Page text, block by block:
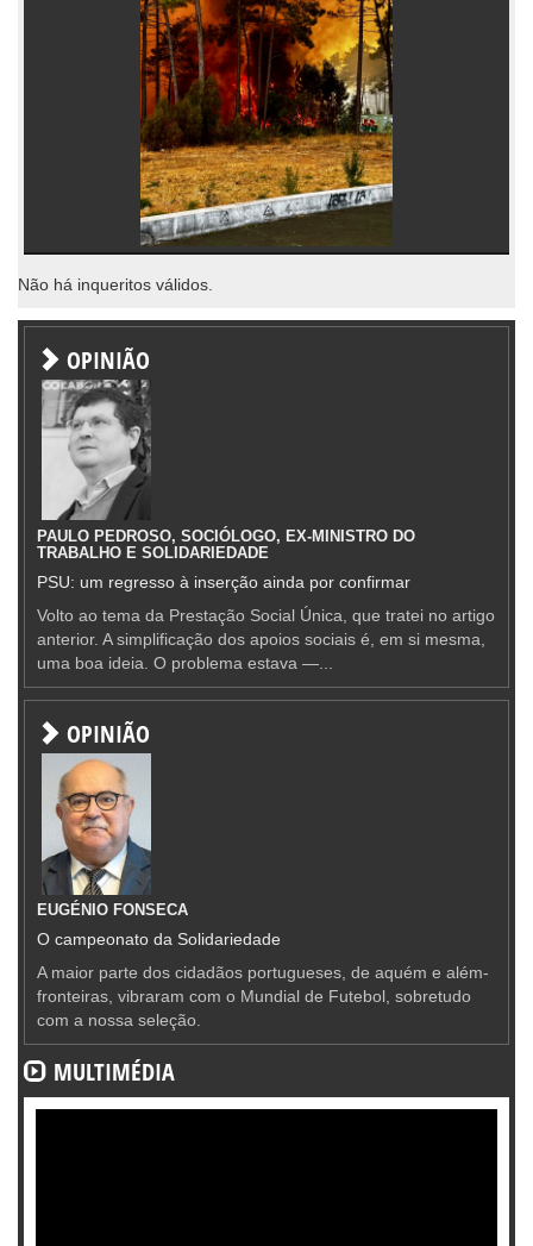
Não há inqueritos válidos.
OPINIÃO
PAULO PEDROSO, SOCIÓLOGO, EX-MINISTRO DO
TRABALHO E SOLIDARIEDADE
PSU: um regresso à inserção ainda por confirmar
Volto ao tema da Prestação Social Única, que tratei no artigo
anterior. A simplificação dos apoios sociais é, em si mesma,
uma boa ideia. O problema estava —...
OPINIÃO
EUGÉNIO FONSECA
O campeonato da Solidariedade
A maior parte dos cidadãos portugueses, de aquém e além-
fronteiras, vibraram com o Mundial de Futebol, sobretudo
com a nossa seleção.
MULTIMÉDIA